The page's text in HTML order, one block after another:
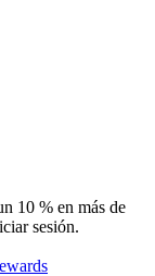
10 % en más de
sesión.